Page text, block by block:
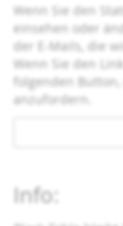
Wenn Sie den
einsehen oder
der E-Mails, die
Wenn Sie den
folgenden
anzufordern.
Info: